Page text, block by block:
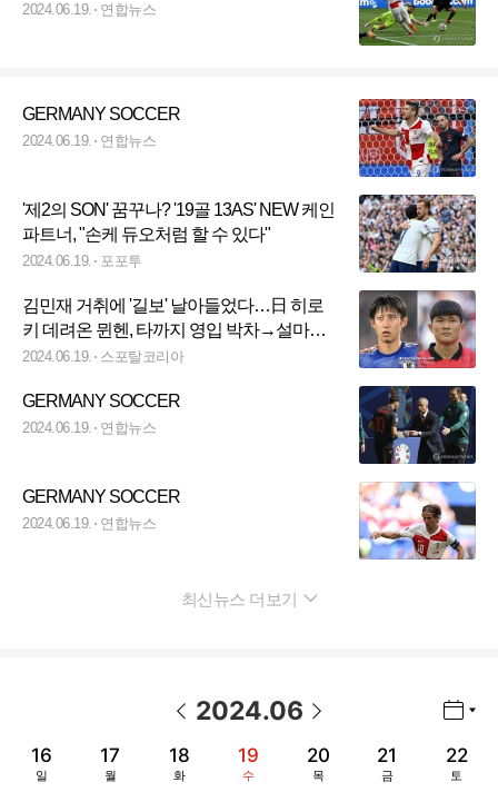
2024.06.19. 연합뉴스
GERMANY SOCCER
2024.06.19. 연합뉴스
'제2의 SON' 꿈꾸나? '19골 13AS' NEW 케인
파트너, "손케 듀오처럼 할 수 있다"
2024.06.19. 포포투
김민재 거취에 '길보' 날아들었다…日 히로
키 데려온 뮌헨, 타까지 영입 박차→설마
KIM 방출?
2024.06.19. 스포탈코리아
GERMANY SOCCER
2024.06.19. 연합뉴스
GERMANY SOCCER
2024.06.19. 연합뉴스
최신뉴스 더보기
2024.06
16
일
17
월
18
화
19
수
20
목
21
금
22
토